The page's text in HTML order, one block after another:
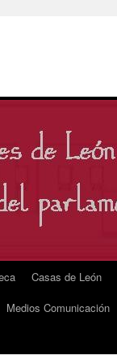
Casas de León
Medios Comunicación